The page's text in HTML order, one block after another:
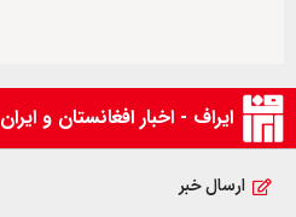
ایراف - اخبار افغانستان و ایران
ارسال خبر